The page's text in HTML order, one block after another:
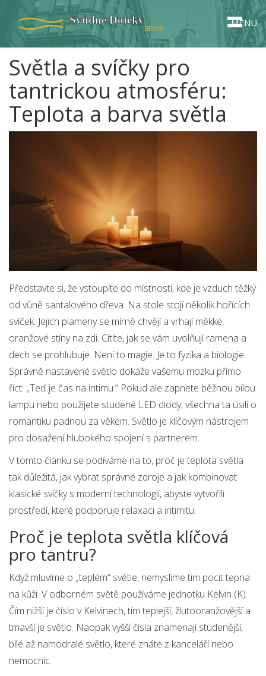
MENU
Světla a svíčky pro
tantrickou atmosféru:
Teplota a barva světla
Představte si, že vstoupíte do místnosti, kde je vzduch těžký
od vůně santalového dřeva. Na stole stojí několik hořících
svíček. Jejich plameny se mírně chvějí a vrhají měkké,
oranžové stíny na zdi. Cítíte, jak se vám uvolňují ramena a
dech se prohlubuje. Není to magie. Je to fyzika a biologie.
Správně nastavené světlo dokáže vašemu mozku přímo
říct: „Teď je čas na intimu.“ Pokud ale zapnete běžnou bílou
lampu nebo použijete studené LED diody, všechna ta úsilí o
romantiku padnou za věkem. Světlo je klíčovým nástrojem
pro dosažení hlubokého spojení s partnerem.
V tomto článku se podíváme na to, proč je teplota světla
tak důležitá, jak vybrat správné zdroje a jak kombinovat
klasické svíčky s moderní technologií, abyste vytvořili
prostředí, které podporuje relaxaci a intimitu.
Proč je teplota světla klíčová
pro tantru?
Když mluvíme o „teplém“ světle, nemyslíme tím pocit tepna
na kůži. V odborném světě používáme jednotku Kelvin (K).
Čím nižší je číslo v Kelvinech, tím teplejší, žlutooranžovější a
tmavší je světlo. Naopak vyšší čísla znamenají studenější,
bílé až namodralé světlo, které znáte z kanceláří nebo
nemocnic.